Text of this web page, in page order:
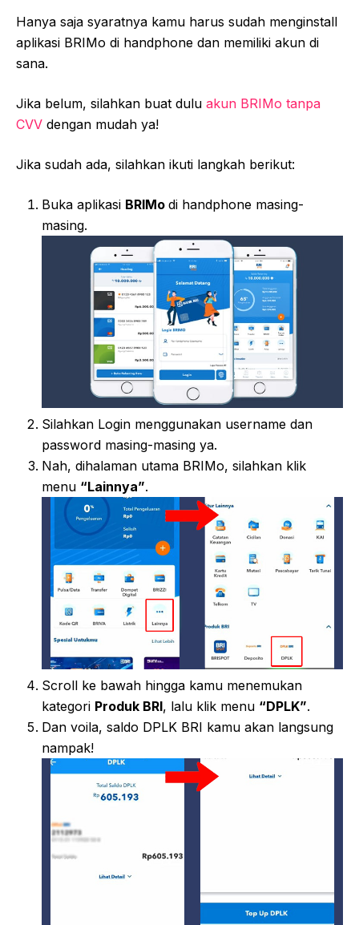
Hanya saja syaratnya kamu harus sudah menginstall
aplikasi BRIMo di handphone dan memiliki akun di
sana.
Jika belum, silahkan buat dulu akun BRIMo tanpa
CVV dengan mudah ya!
Jika sudah ada, silahkan ikuti langkah berikut:
Buka aplikasi BRIMo di handphone masing-
masing.
Silahkan Login menggunakan username dan
password masing-masing ya.
Nah, dihalaman utama BRIMo, silahkan klik
menu “Lainnya”.
Scroll ke bawah hingga kamu menemukan
kategori Produk BRI, lalu klik menu “DPLK”.
Dan voila, saldo DPLK BRI kamu akan langsung
nampak!